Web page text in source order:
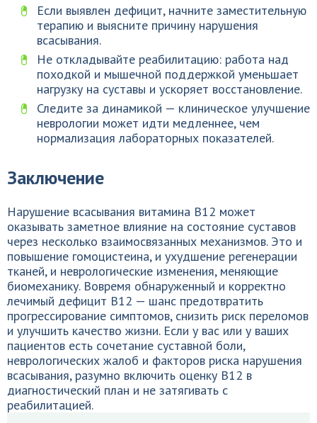
Если выявлен дефицит, начните заместительную
терапию и выясните причину нарушения
всасывания.
Не откладывайте реабилитацию: работа над
походкой и мышечной поддержкой уменьшает
нагрузку на суставы и ускоряет восстановление.
Следите за динамикой — клиническое улучшение
неврологии может идти медленнее, чем
нормализация лабораторных показателей.
Заключение
Нарушение всасывания витамина B12 может
оказывать заметное влияние на состояние суставов
через несколько взаимосвязанных механизмов. Это и
повышение гомоцистеина, и ухудшение регенерации
тканей, и неврологические изменения, меняющие
биомеханику. Вовремя обнаруженный и корректно
лечимый дефицит B12 — шанс предотвратить
прогрессирование симптомов, снизить риск переломов
и улучшить качество жизни. Если у вас или у ваших
пациентов есть сочетание суставной боли,
неврологических жалоб и факторов риска нарушения
всасывания, разумно включить оценку B12 в
диагностический план и не затягивать с
реабилитацией.